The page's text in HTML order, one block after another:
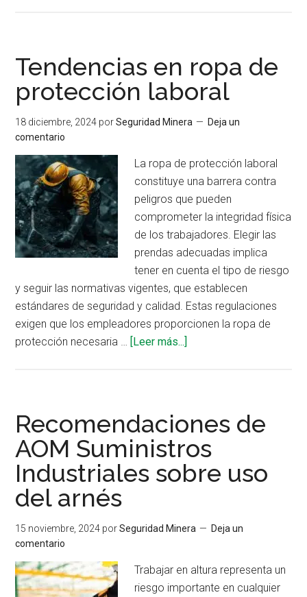
actualización
de
norma
407:2020
para
la
protección
de
manos
Tendencias en ropa de
protección laboral
18 diciembre, 2024 porSeguridad Minera
Deja un
comentario
La ropa de protección laboral
constituye una barrera contra
peligros que pueden
comprometer la integridad física
de los trabajadores. Elegir las
prendas adecuadas implica
tener en cuenta el tipo de riesgo
y seguir las normativas vigentes, que establecen
estándares de seguridad y calidad. Estas regulaciones
exigen que los empleadores proporcionen la ropa de
protección necesaria … [Leer más...]
de
protección
laboral
Recomendaciones de
AOM Suministros
Industriales sobre uso
del arnés
15 noviembre, 2024 porSeguridad Minera
Deja un
comentario
Trabajar en altura representa un
riesgo importante en cualquier